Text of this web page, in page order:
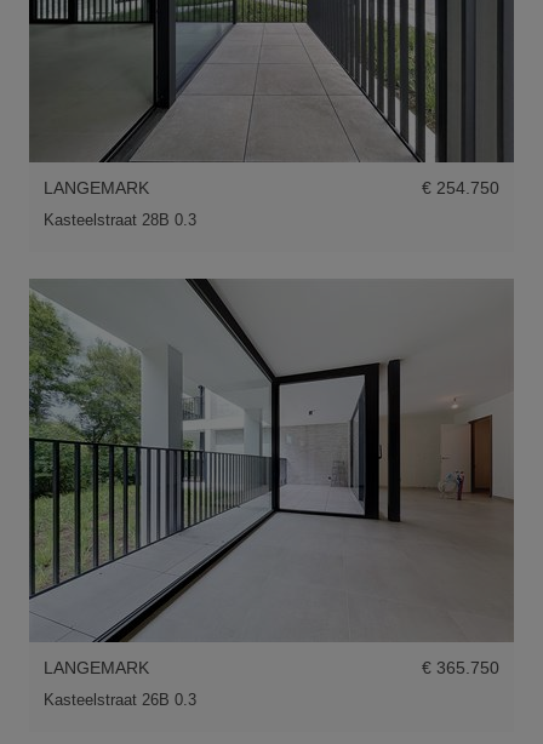
LANGEMARK € 254.750
Kasteelstraat 28B 0.3
LANGEMARK € 365.750
Kasteelstraat 26B 0.3